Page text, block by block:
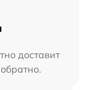
доставит